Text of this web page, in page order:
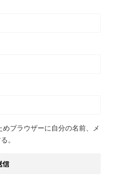
ブラウザーに自分の名前、メ
。